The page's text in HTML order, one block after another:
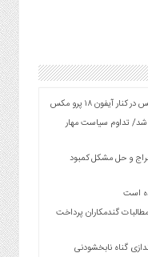
آیفون ۱۸ پرو مکس
شد/ تداوم سیاست مهار
و حل مشکل کمبود
کشاورزی مجلس: ۴۲ درصد مطالبات گندمکاران پرداخت
گناه نابخشودنی